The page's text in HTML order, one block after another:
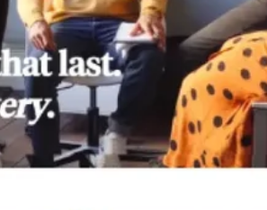
كامل لغة واحدة 10